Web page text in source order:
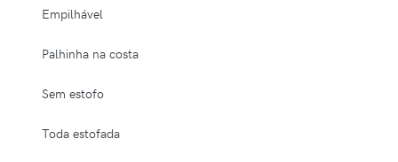
Empilhável
Palhinha na costa
Sem estofo
Toda estofada